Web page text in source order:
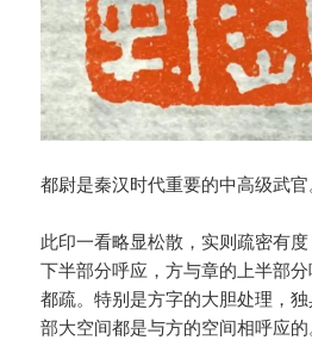
都尉是秦汉时代重要的中高级武官
此印一看略显松散，实则疏密有
下半部分呼应，方与章的上半部
都疏。特别是方字的大胆处理，
部大空间都是与方的空间相呼应的